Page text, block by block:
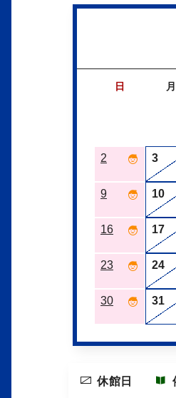
日 月
2 3
9 10
16 17
23 24
30 31
休館日